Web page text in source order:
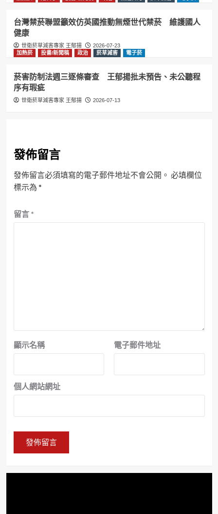
台灣禁菸聯盟籲效仿英國推動無煙世代禁菸 維護國人
健康
世衛菸草減害專家 王郁揚
2026-07-23
加熱菸
投書/新聞稿 政治 菸草減害 電子菸
菸害防制法週三逐條審查 王郁揚批未預告、未公聽程
序有瑕疵
世衛菸草減害專家 王郁揚 2026-07-13
發佈留言
發佈留言必須填寫的電子郵件地址不會公開。 必填欄位
標示為 *
留言 *
顯示名稱 電子郵件地址
個人網站網址